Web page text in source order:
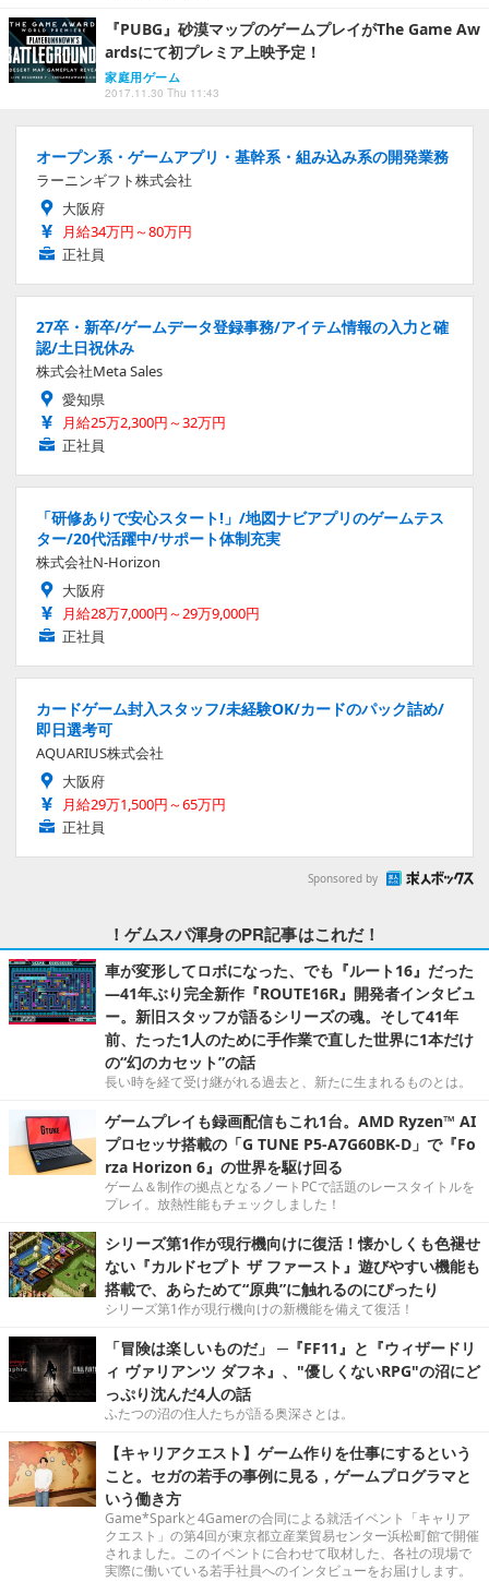
『PUBG』砂漠マップのゲームプレイがThe Game Aw
ardsにて初プレミア上映予定！
家庭用ゲーム
2017.11.30 Thu 11:43
オープン系・ゲームアプリ・基幹系・組み込み系の開発業務
ラーニンギフト株式会社
大阪府
月給34万円～80万円
正社員
27卒・新卒/ゲームデータ登録事務/アイテム情報の入力と確
認/土日祝休み
株式会社Meta Sales
愛知県
月給25万2,300円～32万円
正社員
「研修ありで安心スタート!」/地図ナビアプリのゲームテス
ター/20代活躍中/サポート体制充実
株式会社N-Horizon
大阪府
月給28万7,000円～29万9,000円
正社員
カードゲーム封入スタッフ/未経験OK/カードのパック詰め/
即日選考可
AQUARIUS株式会社
大阪府
月給29万1,500円～65万円
正社員
Sponsored by
！ゲムスパ渾身のPR記事はこれだ！
車が変形してロボになった、でも『ルート16』だった
―41年ぶり完全新作『ROUTE16R』開発者インタビュ
ー。新旧スタッフが語るシリーズの魂。そして41年
前、たった1人のために手作業で直した世界に1本だけ
の“幻のカセット”の話
長い時を経て受け継がれる過去と、新たに生まれるものとは。
ゲームプレイも録画配信もこれ1台。AMD Ryzen™ AI
プロセッサ搭載の「G TUNE P5-A7G60BK-D」で『Fo
rza Horizon 6』の世界を駆け回る
ゲーム＆制作の拠点となるノートPCで話題のレースタイトルを
プレイ。放熱性能もチェックしました！
シリーズ第1作が現行機向けに復活！懐かしくも色褪せ
ない『カルドセプト ザ ファースト』遊びやすい機能も
搭載で、あらためて“原典”に触れるのにぴったり
シリーズ第1作が現行機向けの新機能を備えて復活！
「冒険は楽しいものだ」 ─『FF11』と『ウィザードリ
ィ ヴァリアンツ ダフネ』、"優しくないRPG"の沼にど
っぷり沈んだ4人の話
ふたつの沼の住人たちが語る奥深さとは。
【キャリアクエスト】ゲーム作りを仕事にするという
こと。セガの若手の事例に見る，ゲームプログラマと
いう働き方
Game*Sparkと4Gamerの合同による就活イベント「キャリア
クエスト」の第4回が東京都立産業貿易センター浜松町館で開催
されました。このイベントに合わせて取材した、各社の現場で
実際に働いている若手社員へのインタビューをお届けします。